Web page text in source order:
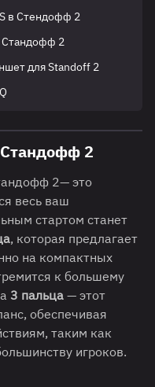
в Стендофф 2
Стандофф 2
для Standoff 2
2
2— это
весь ваш
стартом станет
, которая предлагает
на компактных
к большему
3 пальца — этот
обеспечивая
таким как
игроков.